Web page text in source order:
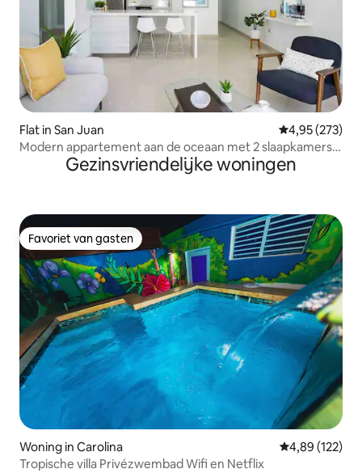
Flat in San Juan Gemiddelde
4,95 (273)
Modern appartement aan de oceaan met 2 slaapkamers
en 2 badkamers - parkeergelegenheid op het terrein
Gezinsvriendelijke woningen
Favoriet van gasten
Favoriet van gasten
Woning in Carolina Gemiddelde
4,89 (122)
Tropische villa Privézwembad Wifi en Netflix